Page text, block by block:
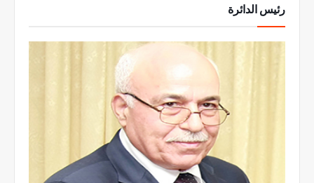
رئيس الدائرة